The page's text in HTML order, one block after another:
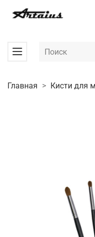
Главная Кисти для